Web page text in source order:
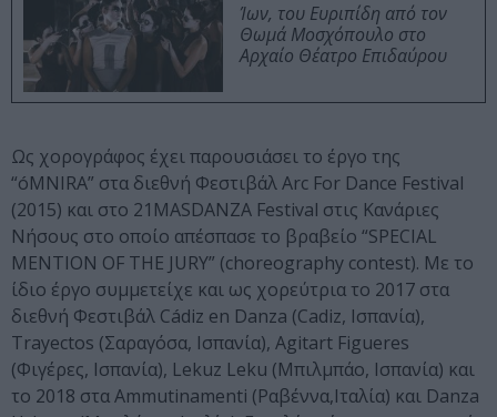
Ίων, του Ευριπίδη από τον
Θωμά Μοσχόπουλο στο
Αρχαίο Θέατρο Επιδαύρου
Ως χορογράφος έχει παρουσιάσει το έργο της
“óMNIRA” στα διεθνή Φεστιβάλ Arc For Dance Festival
(2015) και στο 21MASDANZA Festival στις Κανάριες
Νήσους στο οποίο απέσπασε το βραβείο “SPECIAL
MENTION OF THE JURY” (choreography contest). Με το
ίδιο έργο συμμετείχε και ως χορεύτρια το 2017 στα
διεθνή Φεστιβάλ Cádiz en Danza (Cadiz, Ισπανία),
Trayectos (Σαραγόσα, Ισπανία), Agitart Figueres
(Φιγέρες, Ισπανία), Lekuz Leku (Μπιλμπάο, Ισπανία) και
το 2018 στα Ammutinamenti (Ραβέννα,Ιταλία) και Danza